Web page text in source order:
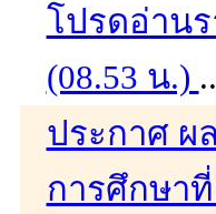
โปรดอ่านร
(08.53 น.)
ประกาศ ผ
การศึกษา